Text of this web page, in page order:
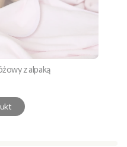
z alpaką